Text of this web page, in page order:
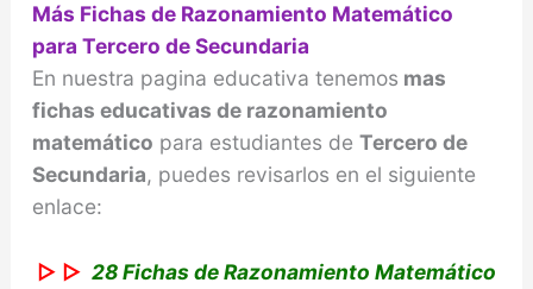
Más Fichas de Razonamiento Matemático
para Tercero de Secundaria
En nuestra pagina educativa tenemos mas
fichas educativas de razonamiento
matemático para estudiantes de Tercero de
Secundaria, puedes revisarlos en el siguiente
enlace:
▷ ▷ 28 Fichas de Razonamiento Matemático